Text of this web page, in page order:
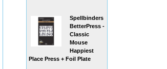
Clear Stamps -
Dragon
Christmas
Wishes Drachen
Stampendous
Perfectly Clear
Stamps - Go
Spellbinders
BetterPress -
Classic
Mouse
Happiest
Place Press + Foil Plate